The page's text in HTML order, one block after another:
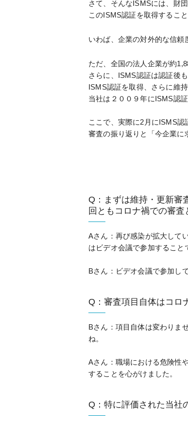
さて、そんなISMSには、財
このISMS認証を取得するこ
いわば、企業の対外的な信頼
ただ、全国の法人企業が約
さらに、ISMS認証は認証後
ISMS認証を取得、さらに維
当社は２００９年にISMS認
ここで、実際に2月にISMS認
審査の振り返りと「今企業に
Q：まずは維持・更新審
回ともコロナ禍での審
Aさん：再び感染が拡大して
はビデオ会議で参加すること
Bさん：ビデオ会議で参加し
Q：審査項目自体はコロ
Bさん：項目自体は変わりま
ね。
Aさん：職場における危険性
することを心がけました。
Q：特に評価された当社